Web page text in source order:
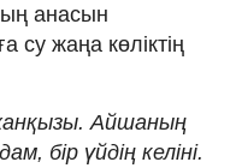
анасын
су жаңа көліктің
Айшаның
бір үйдің келіні.